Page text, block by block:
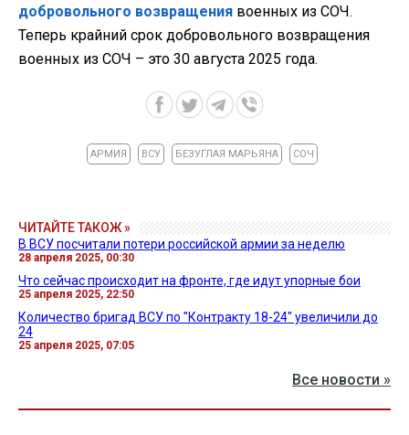
добровольного возвращения военных из СОЧ.
Теперь крайний срок добровольного возвращения
военных из СОЧ – это 30 августа 2025 года.
АРМИЯ ВСУ БЕЗУГЛАЯ МАРЬЯНА СОЧ
ЧИТАЙТЕ ТАКОЖ »
В ВСУ посчитали потери российской армии за неделю
28 апреля 2025, 00:30
Что сейчас происходит на фронте, где идут упорные бои
25 апреля 2025, 22:50
Количество бригад ВСУ по "Контракту 18-24" увеличили до
24
25 апреля 2025, 07:05
Все новости »